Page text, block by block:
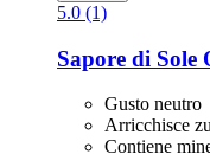
5.0 (1)
Sapore di Sole
Gusto neutro
Arricchisce
Contiene